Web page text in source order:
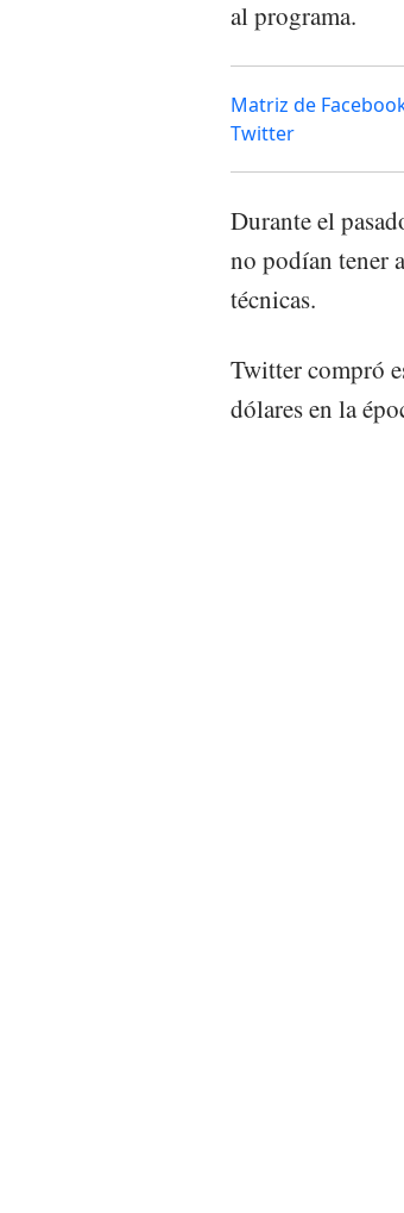
al programa.
Matriz de
Twitter
Durante el
no podían tener
técnicas.
Twitter compró
dólares en la